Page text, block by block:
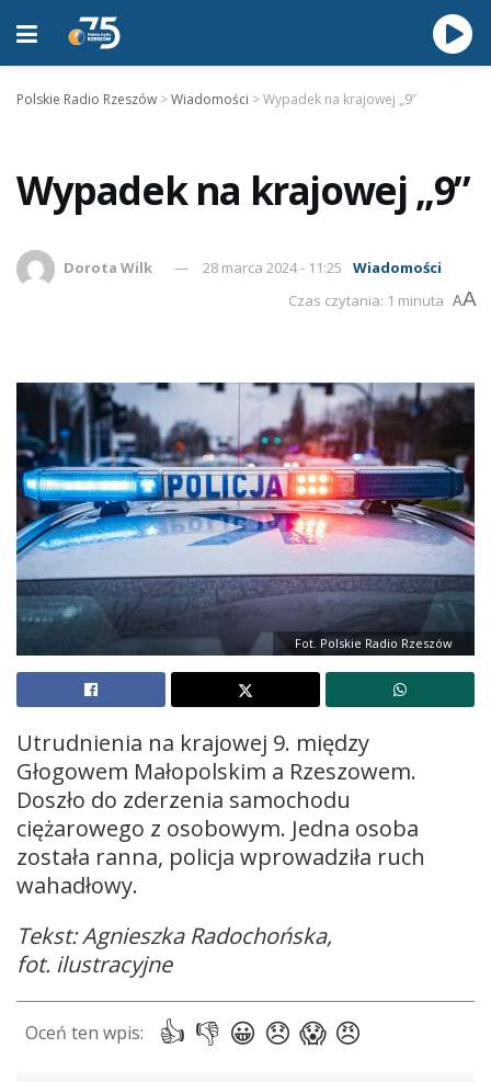
Polskie Radio Rzeszów >Wiadomości >Wypadek na krajowej „9”
Wypadek na krajowej „9”
Dorota Wilk 28 marca 2024 - 11:25
Wiadomości
Czas czytania: 1 minuta AA
Fot. Polskie Radio Rzeszów
Utrudnienia na krajowej 9. między
Głogowem Małopolskim a Rzeszowem.
Doszło do zderzenia samochodu
ciężarowego z osobowym. Jedna osoba
została ranna, policja wprowadziła ruch
wahadłowy.
Tekst: Agnieszka Radochońska,
fot. ilustracyjne